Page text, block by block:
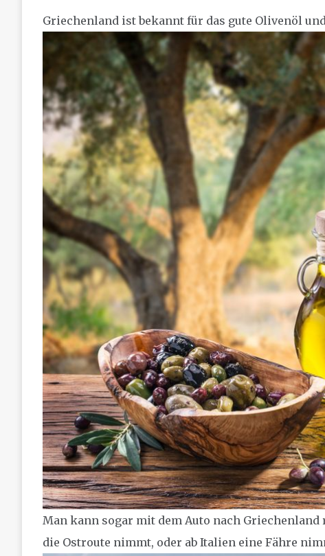
Griechenland ist bekannt für das gute Olivenöl
Man kann sogar mit dem Auto nach
die Ostroute nimmt, oder ab Italien eine Fähre